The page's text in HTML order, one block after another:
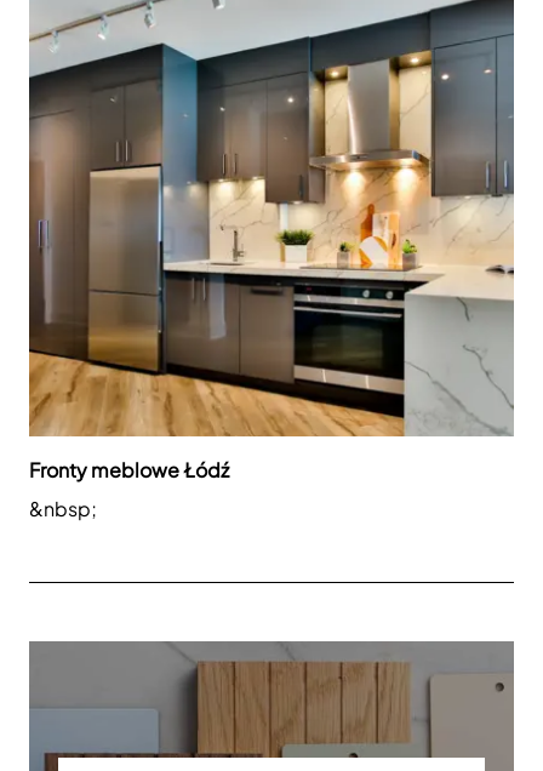
Fronty meblowe Łódź
&nbsp;